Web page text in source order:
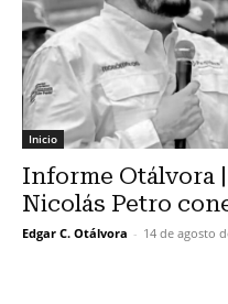
Inicio
Informe Otálvora
Nicolás Petro
Edgar C. Otálvora - 14 de agosto